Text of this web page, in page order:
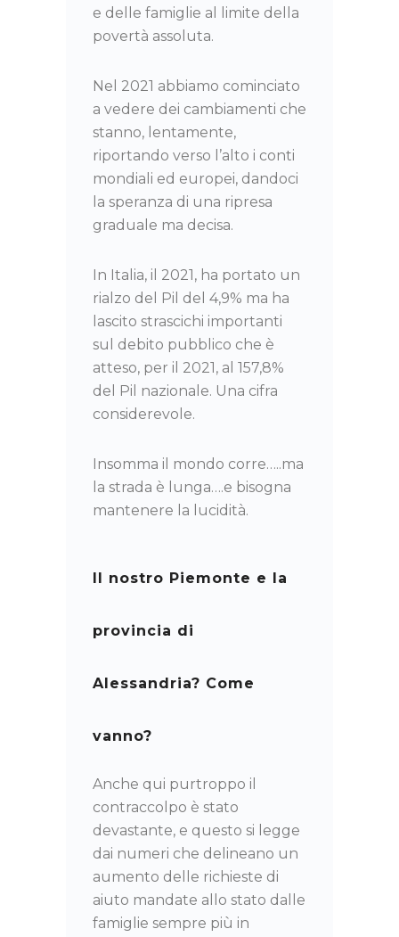
e delle famiglie al limite della
povertà assoluta.
Nel 2021 abbiamo cominciato
a vedere dei cambiamenti che
stanno, lentamente,
riportando verso l’alto i conti
mondiali ed europei, dandoci
la speranza di una ripresa
graduale ma decisa.
In Italia, il 2021, ha portato un
rialzo del Pil del 4,9% ma ha
lascito strascichi importanti
sul debito pubblico che è
atteso, per il 2021, al 157,8%
del Pil nazionale. Una cifra
considerevole.
Insomma il mondo corre…..ma
la strada è lunga….e bisogna
mantenere la lucidità.
Il nostro Piemonte e la
provincia di
Alessandria? Come
vanno?
Anche qui purtroppo il
contraccolpo è stato
devastante, e questo si legge
dai numeri che delineano un
aumento delle richieste di
aiuto mandate allo stato dalle
famiglie sempre più in